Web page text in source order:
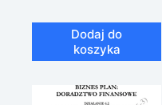
Dodaj do
koszyka